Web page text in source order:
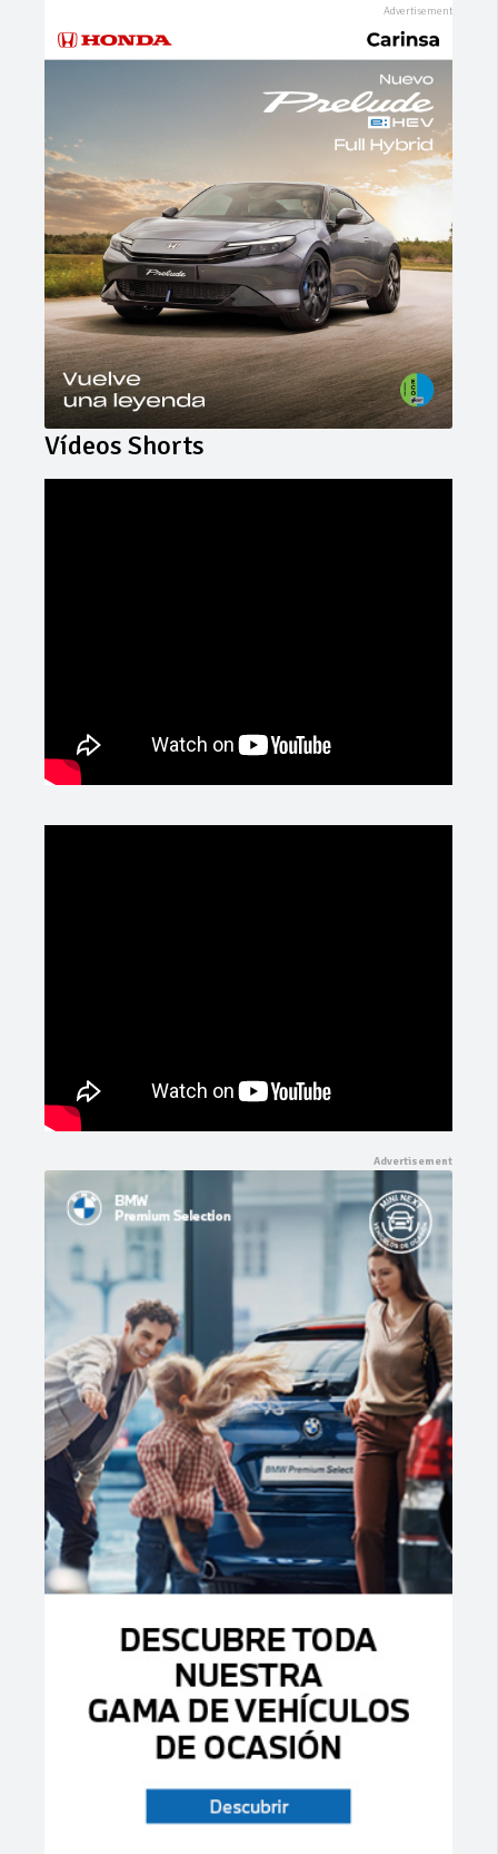
Vídeos Shorts